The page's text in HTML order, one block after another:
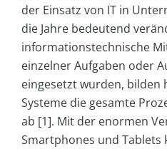
der Einsatz von IT in
die Jahre bedeutend
informationstechnische
einzelner Aufgaben oder
eingesetzt wurden, bilden
Systeme die gesamte
ab [1]. Mit der enormen
Smartphones und Tablets